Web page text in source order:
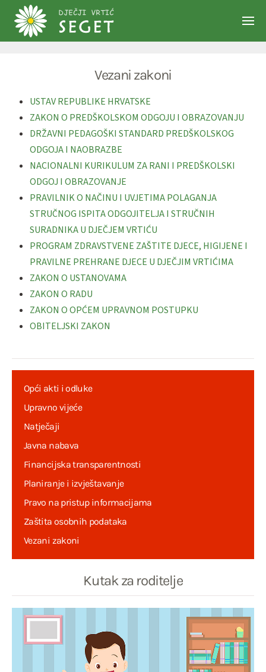
Skip to main content
Vezani zakoni
USTAV REPUBLIKE HRVATSKE
ZAKON O PREDŠKOLSKOM ODGOJU I OBRAZOVANJU
DRŽAVNI PEDAGOŠKI STANDARD PREDŠKOLSKOG
ODGOJA I NAOBRAZBE
NACIONALNI KURIKULUM ZA RANI I PREDŠKOLSKI
ODGOJ I OBRAZOVANJE
PRAVILNIK O NAČINU I UVJETIMA POLAGANJA
STRUČNOG ISPITA ODGOJITELJA I STRUČNIH
SURADNIKA U DJEČJEM VRTIĆU
PROGRAM ZDRAVSTVENE ZAŠTITE DJECE, HIGIJENE I
PRAVILNE PREHRANE DJECE U DJEČJIM VRTIĆIMA
ZAKON O USTANOVAMA
ZAKON O RADU
ZAKON O OPĆEM UPRAVNOM POSTUPKU
OBITELJSKI ZAKON
Opći akti i odluke
Upravno vijeće
Natječaji
Javna nabava
Financijska transparentnosti
Planiranje i izvještavanje
Pravo na pristup informacijama
Zaštita osobnih podataka
Vezani zakoni
Kutak za roditelje